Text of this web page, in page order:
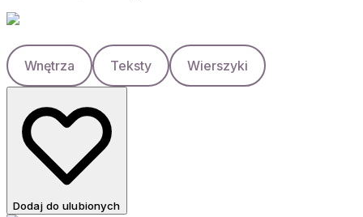
Wnętrza Teksty Wierszyki
Dodaj do ulubionych